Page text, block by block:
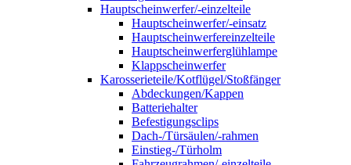
Hauptscheinwerfer/-einzelteile
Hauptscheinwerfer/-einsatz
Hauptscheinwerfereinzelteile
Hauptscheinwerferglühlampe
Klappscheinwerfer
Karosserieteile/Kotflügel/Stoßfänger
Abdeckungen/Kappen
Batteriehalter
Befestigungsclips
Dach-/Türsäulen/-rahmen
Einstieg-/Türholm